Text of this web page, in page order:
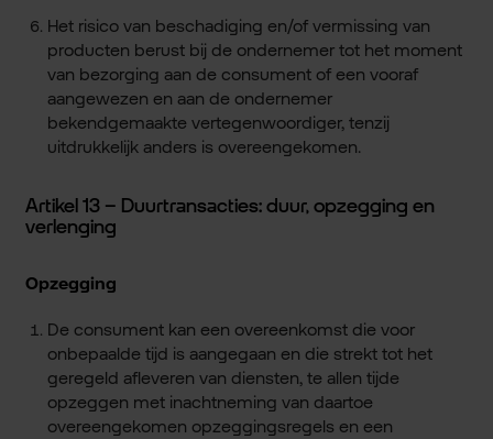
Het risico van beschadiging en/of vermissing van
producten berust bij de ondernemer tot het moment
van bezorging aan de consument of een vooraf
aangewezen en aan de ondernemer
bekendgemaakte vertegenwoordiger, tenzij
uitdrukkelijk anders is overeengekomen.
Artikel 13 – Duurtransacties: duur, opzegging en
verlenging
Opzegging
De consument kan een overeenkomst die voor
onbepaalde tijd is aangegaan en die strekt tot het
geregeld afleveren van diensten, te allen tijde
opzeggen met inachtneming van daartoe
overeengekomen opzeggingsregels en een